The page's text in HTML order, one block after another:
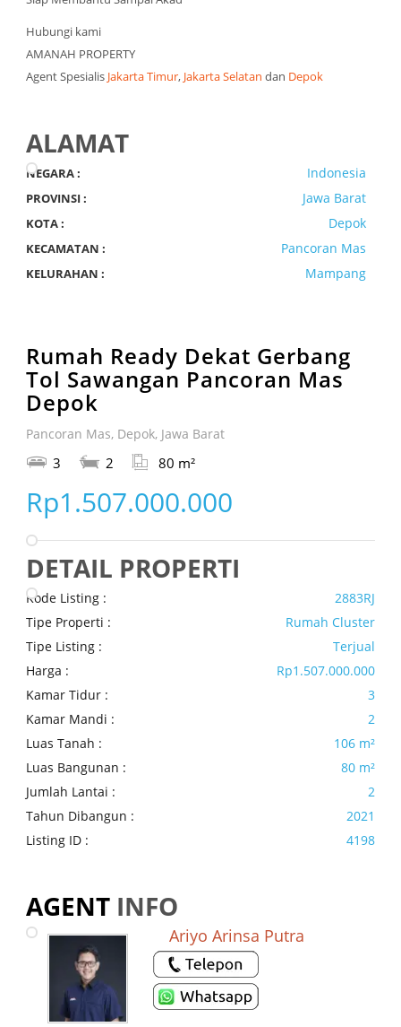
Hubungi kami
AMANAH PROPERTY
Agent Spesialis Jakarta Timur, Jakarta Selatan dan Depok
ALAMAT
NEGARA : Indonesia
PROVINSI : Jawa Barat
KOTA : Depok
KECAMATAN : Pancoran Mas
KELURAHAN : Mampang
Rumah Ready Dekat Gerbang
Tol Sawangan Pancoran Mas
Depok
Pancoran Mas, Depok, Jawa Barat
3 2 80 m²
Rp1.507.000.000
DETAIL PROPERTI
Kode Listing :
2883RJ
Tipe Properti :
Rumah Cluster
Tipe Listing :
Terjual
Harga :
Rp1.507.000.000
Kamar Tidur :
3
Kamar Mandi :
2
Luas Tanah :
106 m²
Luas Bangunan :
80 m²
Jumlah Lantai :
2
Tahun Dibangun :
2021
Listing ID :
4198
AGENTINFO
Ariyo Arinsa Putra